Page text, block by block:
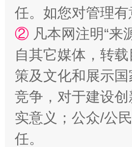
任。如您对管理
② 凡本网注明“来
自其它媒体，转
策及文化和展示
竞争，对于建设
实意义；公众/公
任。